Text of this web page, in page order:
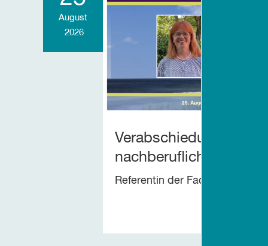
August
2026
Verabschiedung von
nachberufliche Zeit
Referentin der Fachstelle